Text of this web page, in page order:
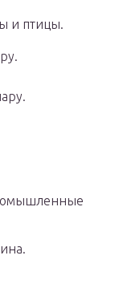
и птицы.